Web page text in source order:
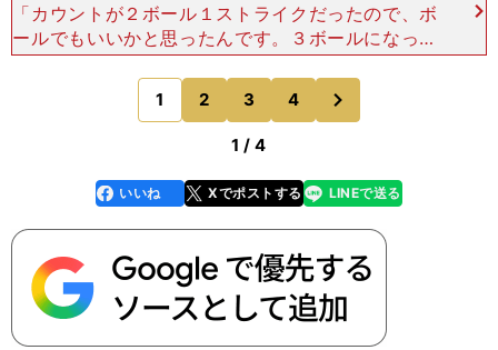
「カウントが２ボール１ストライクだったので、ボ
ールでもいいかと思ったんです。３ボールになった
ら（一塁が空いていたので）歩かせればいいと。で
も、それがいけなかったんです。勝負なら勝負。し
ないならしない。
1 2 3 4
のページへ
1 / 4
faceboo
k
いいね Xでポストする
line LINEで送る